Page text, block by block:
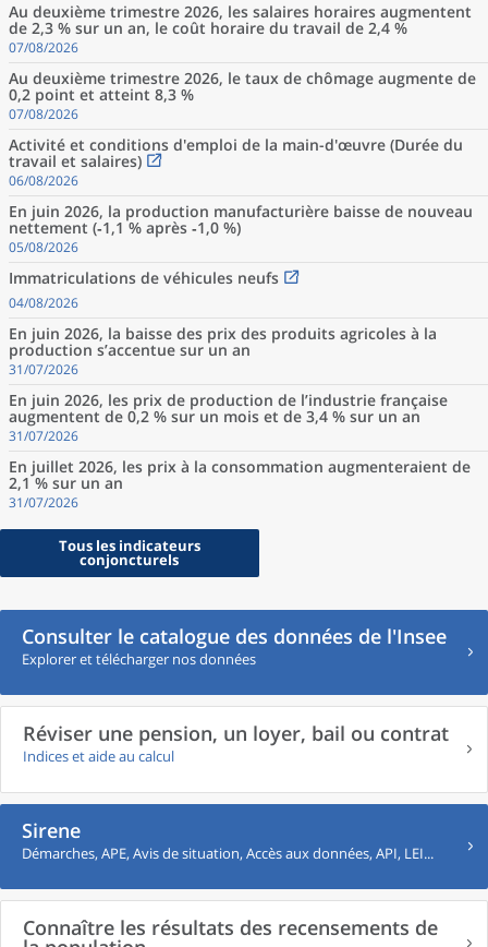
Au deuxième trimestre 2026, les salaires horaires augmentent
de 2,3 % sur un an, le coût horaire du travail de 2,4 %
07/08/2026
Au deuxième trimestre 2026, le taux de chômage augmente de
0,2 point et atteint 8,3 %
07/08/2026
Activité et conditions d'emploi de la main-d'œuvre (Durée du
travail et salaires)
06/08/2026
En juin 2026, la production manufacturière baisse de nouveau
nettement (‑1,1 % après ‑1,0 %)
05/08/2026
Immatriculations de véhicules neufs
04/08/2026
En juin 2026, la baisse des prix des produits agricoles à la
production s’accentue sur un an
31/07/2026
En juin 2026, les prix de production de l’industrie française
augmentent de 0,2 % sur un mois et de 3,4 % sur un an
31/07/2026
En juillet 2026, les prix à la consommation augmenteraient de
2,1 % sur un an
31/07/2026
Tous les indicateurs
conjoncturels
Consulter le catalogue des données de l'Insee
Explorer et télécharger nos données
Réviser une pension, un loyer, bail ou contrat
Indices et aide au calcul
Sirene
Démarches, APE, Avis de situation, Accès aux données, API, LEI...
Connaître les résultats des recensements de